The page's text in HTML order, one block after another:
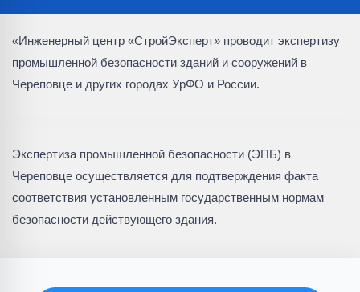
«Инженерный центр «СтройЭксперт» проводит экспертизу
промышленной безопасности зданий и сооружений в
Череповце и других городах УрФО и России.
Экспертиза промышленной безопасности (ЭПБ) в
Череповце осуществляется для подтверждения факта
соответствия установленным государственным нормам
безопасности действующего здания.